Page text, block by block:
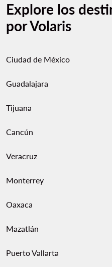
Explore los
por Volaris
Ciudad de México
Guadalajara
Tijuana
Cancún
Veracruz
Monterrey
Oaxaca
Mazatlán
Puerto Vallarta